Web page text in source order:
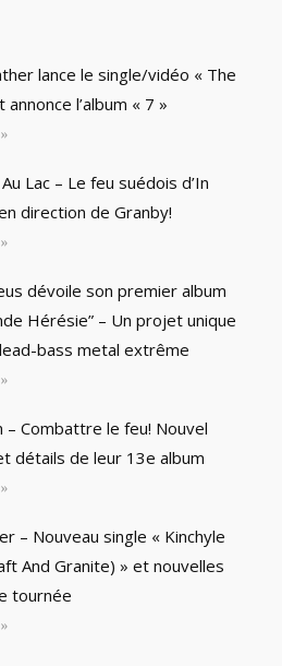
lance le single/vidéo « The
annonce l’album « 7 »
Lac – Le feu suédois d’In
direction de Granby!
dévoile son premier album
Hérésie” – Un projet unique
bass metal extrême
– Combattre le feu! Nouvel
détails de leur 13e album
– Nouveau single « Kinchyle
And Granite) » et nouvelles
tournée